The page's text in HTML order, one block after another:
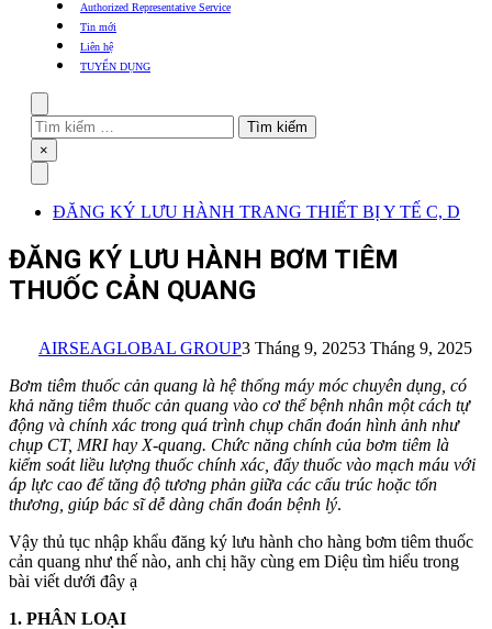
Authorized Representative Service
Tin mới
Liên hệ
TUYỂN DỤNG
Tìm
kiếm
cho:
Close
×
ĐĂNG KÝ LƯU HÀNH TRANG THIẾT BỊ Y TẾ C, D
ĐĂNG KÝ LƯU HÀNH BƠM TIÊM
THUỐC CẢN QUANG
AIRSEAGLOBAL GROUP3 Tháng 9, 20253 Tháng 9, 2025
Bơm tiêm thuốc cản quang là hệ thống máy móc chuyên dụng, có
khả năng tiêm thuốc cản quang vào cơ thể bệnh nhân một cách tự
động và chính xác trong quá trình chụp chẩn đoán hình ảnh như
chụp CT, MRI hay X-quang. Chức năng chính của bơm tiêm là
kiểm soát liều lượng thuốc chính xác, đẩy thuốc vào mạch máu với
áp lực cao để tăng độ tương phản giữa các cấu trúc hoặc tổn
thương, giúp bác sĩ dễ dàng chẩn đoán bệnh lý.
Vậy thủ tục nhập khẩu đăng ký lưu hành cho hàng bơm tiêm thuốc
cản quang như thế nào, anh chị hãy cùng em Diệu tìm hiểu trong
bài viết dưới đây ạ
1. PHÂN LOẠI